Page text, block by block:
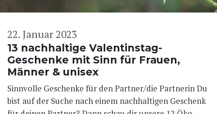
13 nachhaltige Valentinstag-
Geschenke mit Sinn für Frauen,
Männer & unisex
22. Januar 2023
Sinnvolle Geschenke für den Partner/die Partnerin Du
bist auf der Suche nach einem nachhaltigen Geschenk